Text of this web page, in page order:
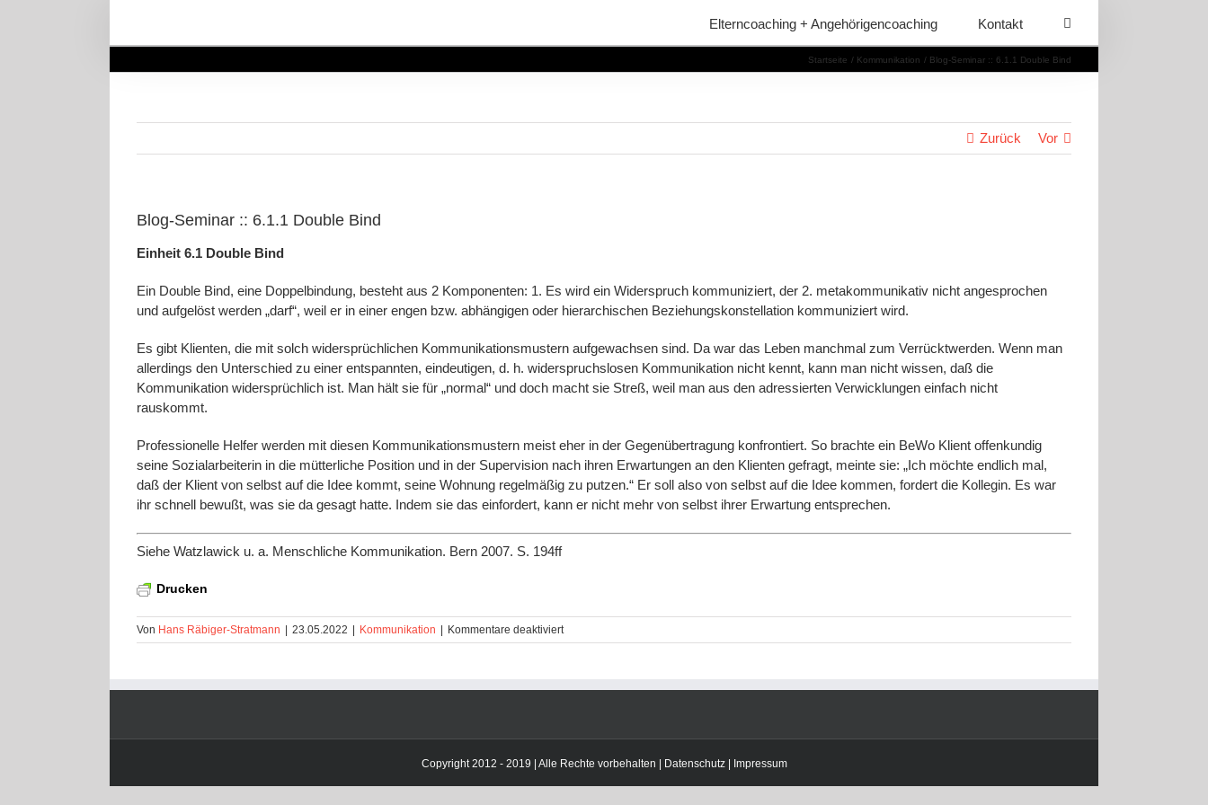
Elterncoaching + Angehörigencoaching Kontakt
Startseite Kommunikation Blog-Seminar :: 6.1.1 Double Bind
Zurück Vor
Blog-Seminar :: 6.1.1 Double Bind
Einheit 6.1 Double Bind
Ein Double Bind, eine Doppelbindung, besteht aus 2 Komponenten: 1. Es wird ein Widerspruch kommuniziert, der 2. metakommunikativ nicht angesprochen
und aufgelöst werden „darf“, weil er in einer engen bzw. abhängigen oder hierarchischen Beziehungskonstellation kommuniziert wird.
Es gibt Klienten, die mit solch widersprüchlichen Kommunikationsmustern aufgewachsen sind. Da war das Leben manchmal zum Verrücktwerden. Wenn man
allerdings den Unterschied zu einer entspannten, eindeutigen, d. h. widerspruchslosen Kommunikation nicht kennt, kann man nicht wissen, daß die
Kommunikation widersprüchlich ist. Man hält sie für „normal“ und doch macht sie Streß, weil man aus den adressierten Verwicklungen einfach nicht
rauskommt.
Professionelle Helfer werden mit diesen Kommunikationsmustern meist eher in der Gegenübertragung konfrontiert. So brachte ein BeWo Klient offenkundig
seine Sozialarbeiterin in die mütterliche Position und in der Supervision nach ihren Erwartungen an den Klienten gefragt, meinte sie: „Ich möchte endlich mal,
daß der Klient von selbst auf die Idee kommt, seine Wohnung regelmäßig zu putzen.“ Er soll also von selbst auf die Idee kommen, fordert die Kollegin. Es war
ihr schnell bewußt, was sie da gesagt hatte. Indem sie das einfordert, kann er nicht mehr von selbst ihrer Erwartung entsprechen.
Siehe Watzlawick u. a. Menschliche Kommunikation. Bern 2007. S. 194ff
Drucken
Von Hans Räbiger-Stratmann | 23.05.2022 | Kommunikation | Kommentare deaktiviertfür
Blog-
6.1.1
Copyright 2012 - 2019 | Alle Rechte vorbehalten | Datenschutz| Impressum